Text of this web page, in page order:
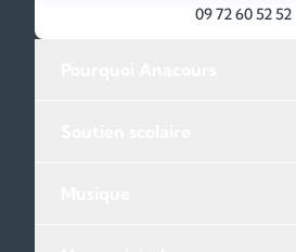
09 72 60 52 52